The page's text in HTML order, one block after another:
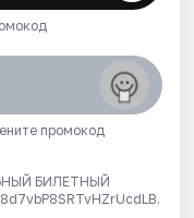
промокод
БИЛЕТНЫЙ